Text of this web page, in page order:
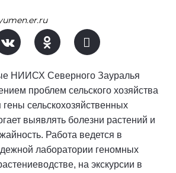
НИИСХ Северного Зауралья
проблем сельского хозяйства
гены сельскохозяйственных
выявлять болезни растений и
Работа ведется в
лаборатории геномных
на экскурсии в